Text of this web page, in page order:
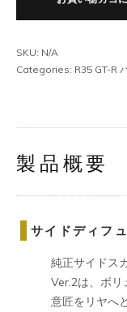
ィ
ュ
個
SKU: N/A
Categories: R35 GT-R
製品概要
サイドディフ
純正サイドス
Ver.2は、ボ
意匠をリヤへ